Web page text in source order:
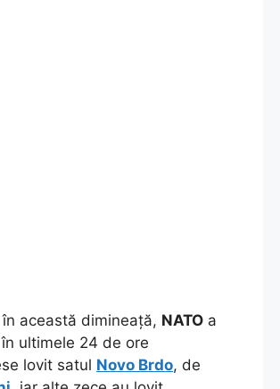
această dimineață, NATO a
ultimele 24 de ore
lovit satul Novo Brdo, de